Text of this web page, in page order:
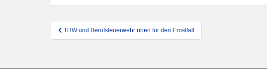
Beitragsnavigation
THW und Berufsfeuerwehr üben für den Ernstfall